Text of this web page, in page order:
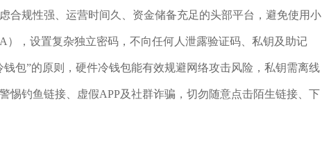
合规性强、运营时间久、资金储备充足的头部平台，避免使用小
），设置复杂独立密码，不向任何人泄露验证码、私钥及助记
包”的原则，硬件冷钱包能有效规避网络攻击风险，私钥需离线
惕钓鱼链接、虚假APP及社群诈骗，切勿随意点击陌生链接、下